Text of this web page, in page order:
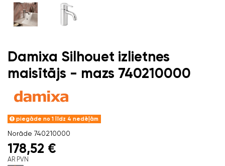
Damixa Silhouet izlietnes
maisītājs - mazs 740210000
piegāde no 1 līdz 4 nedēļām
Norāde 740210000
178,52 €
AR PVN